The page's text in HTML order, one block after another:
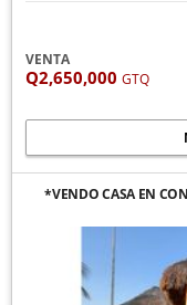
VENTA
Q2,650,000 GTQ
*VENDO CASA EN